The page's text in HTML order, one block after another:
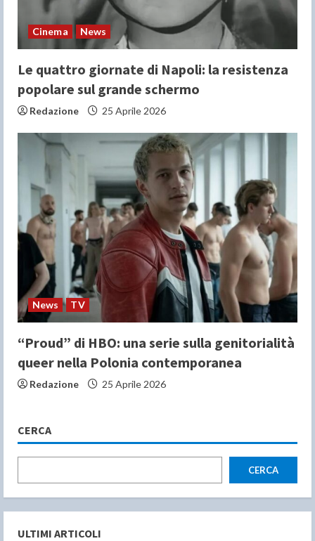
Cinema News
Le quattro giornate di Napoli: la resistenza
popolare sul grande schermo
Redazione 25 Aprile 2026
News TV
“Proud” di HBO: una serie sulla genitorialità
queer nella Polonia contemporanea
Redazione 25 Aprile 2026
CERCA
CERCA
ULTIMI ARTICOLI